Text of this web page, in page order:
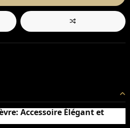
Accessoire Élégant et